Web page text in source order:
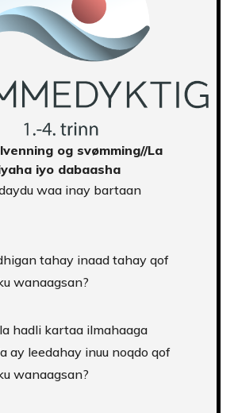
og svømming//La
iyo dabaasha
waa inay bartaan
tahay inaad tahay qof
wanaagsan?
hadli kartaa ilmahaaga
ay leedahay inuu noqdo qof
wanaagsan?